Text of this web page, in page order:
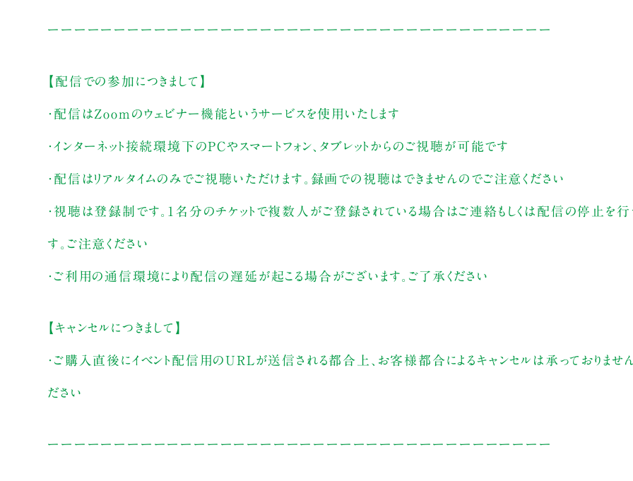
ーーーーーーーーーーーーーーーーーーーーーーーーーーーーーーーーーーーーーー
【配信での参加につきまして】
・配信はZoomのウェビナー機能というサービスを使用いたします
・インターネット接続環境下のPCやスマートフォン、タブレットからのご視聴が可能です
・配信はリアルタイムのみでご視聴いただけます。録画での視聴はできませんのでご注意ください
・視聴は登録制です。1名分のチケットで複数人がご登録されている場合はご連絡もしくは配信の停止を行
す。ご注意ください
・ご利用の通信環境により配信の遅延が起こる場合がございます。ご了承ください
【キャンセルにつきまして】
・ご購入直後にイベント配信用のURLが送信される都合上、お客様都合によるキャンセルは承っておりませ
ださい
ーーーーーーーーーーーーーーーーーーーーーーーーーーーーーーーーーーーーーー